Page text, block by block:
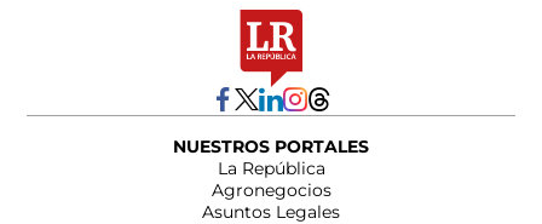
NUESTROS PORTALES
La República
Agronegocios
Asuntos Legales